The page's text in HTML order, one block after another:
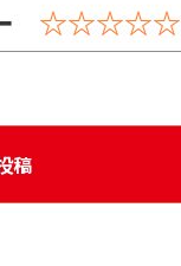
☆☆☆☆☆
稿